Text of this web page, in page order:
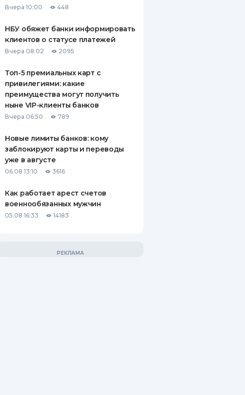
СТРАХОВАНИЮ
ВСЕ СТРАХОВЫЕ ПОЛИСЫ
ОТЗЫВЫ О СТРАХОВЫХ
КОМПАНИЯХ
Вчера 10:00 448
НБУ обяжет банки информировать
клиентов о статусе платежей
Вчера 08:02 2095
Топ-5 премиальных карт с
привилегиями: какие
преимущества могут получить
ныне VIP-клиенты банков
Вчера 06:50 789
Новые лимиты банков: кому
заблокируют карты и переводы
уже в августе
06.08 13:10 3616
Как работает арест счетов
военнообязанных мужчин
05.08 16:33 14183